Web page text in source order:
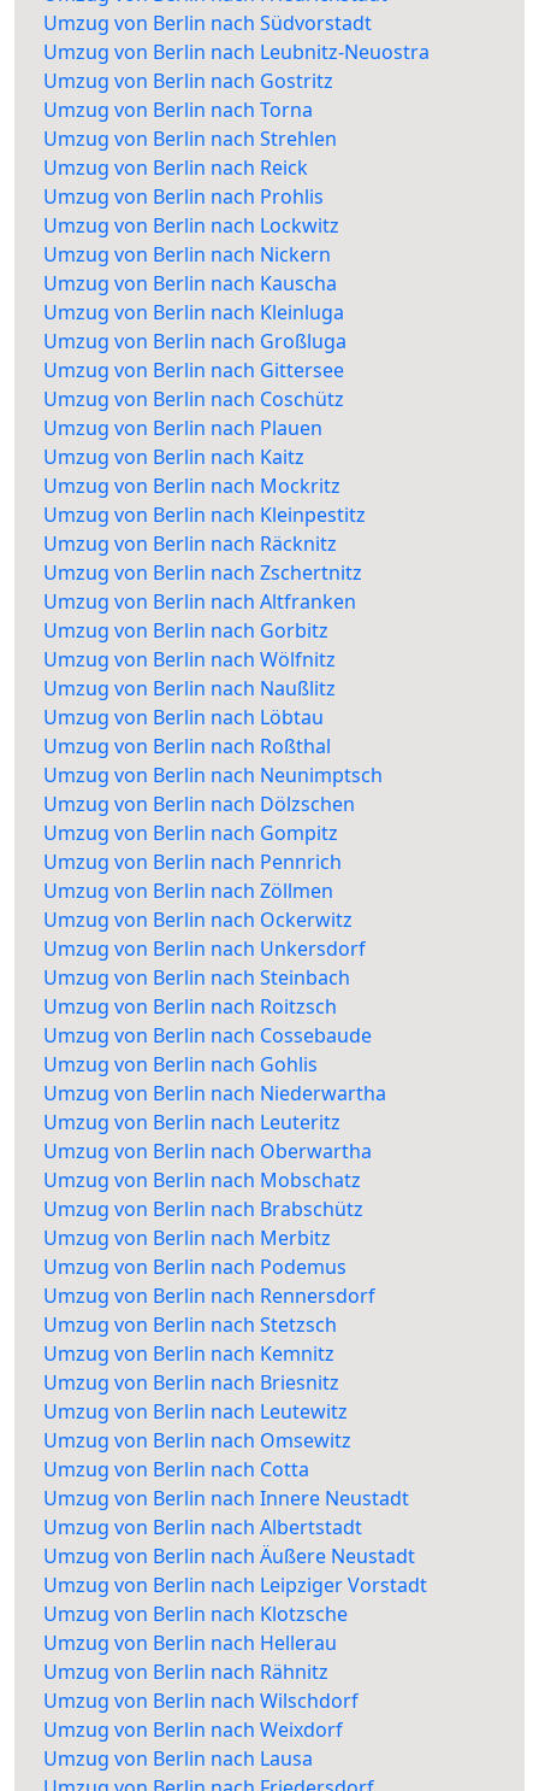
Umzug von Berlin nach Südvorstadt
Umzug von Berlin nach Leubnitz-Neuostra
Umzug von Berlin nach Gostritz
Umzug von Berlin nach Torna
Umzug von Berlin nach Strehlen
Umzug von Berlin nach Reick
Umzug von Berlin nach Prohlis
Umzug von Berlin nach Lockwitz
Umzug von Berlin nach Nickern
Umzug von Berlin nach Kauscha
Umzug von Berlin nach Kleinluga
Umzug von Berlin nach Großluga
Umzug von Berlin nach Gittersee
Umzug von Berlin nach Coschütz
Umzug von Berlin nach Plauen
Umzug von Berlin nach Kaitz
Umzug von Berlin nach Mockritz
Umzug von Berlin nach Kleinpestitz
Umzug von Berlin nach Räcknitz
Umzug von Berlin nach Zschertnitz
Umzug von Berlin nach Altfranken
Umzug von Berlin nach Gorbitz
Umzug von Berlin nach Wölfnitz
Umzug von Berlin nach Naußlitz
Umzug von Berlin nach Löbtau
Umzug von Berlin nach Roßthal
Umzug von Berlin nach Neunimptsch
Umzug von Berlin nach Dölzschen
Umzug von Berlin nach Gompitz
Umzug von Berlin nach Pennrich
Umzug von Berlin nach Zöllmen
Umzug von Berlin nach Ockerwitz
Umzug von Berlin nach Unkersdorf
Umzug von Berlin nach Steinbach
Umzug von Berlin nach Roitzsch
Umzug von Berlin nach Cossebaude
Umzug von Berlin nach Gohlis
Umzug von Berlin nach Niederwartha
Umzug von Berlin nach Leuteritz
Umzug von Berlin nach Oberwartha
Umzug von Berlin nach Mobschatz
Umzug von Berlin nach Brabschütz
Umzug von Berlin nach Merbitz
Umzug von Berlin nach Podemus
Umzug von Berlin nach Rennersdorf
Umzug von Berlin nach Stetzsch
Umzug von Berlin nach Kemnitz
Umzug von Berlin nach Briesnitz
Umzug von Berlin nach Leutewitz
Umzug von Berlin nach Omsewitz
Umzug von Berlin nach Cotta
Umzug von Berlin nach Innere Neustadt
Umzug von Berlin nach Albertstadt
Umzug von Berlin nach Äußere Neustadt
Umzug von Berlin nach Leipziger Vorstadt
Umzug von Berlin nach Klotzsche
Umzug von Berlin nach Hellerau
Umzug von Berlin nach Rähnitz
Umzug von Berlin nach Wilschdorf
Umzug von Berlin nach Weixdorf
Umzug von Berlin nach Lausa